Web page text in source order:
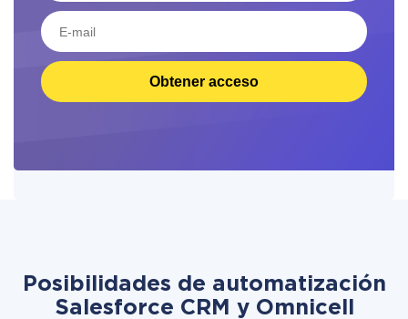
Obtener acceso
Posibilidades de automatización
Salesforce CRM y Omnicell